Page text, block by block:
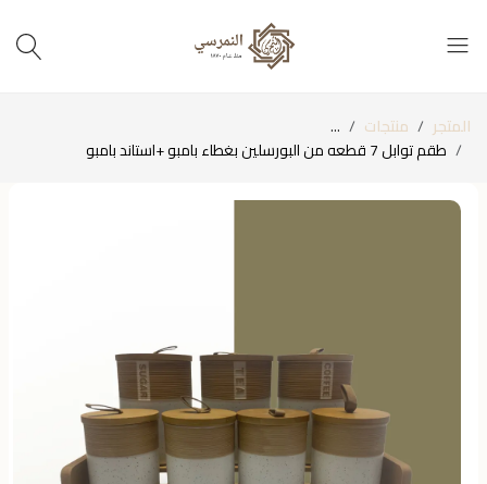
المتجر منتجات
...
طقم توابل 7 قطعه من البورسلين بغطاء بامبو +استاند بامبو